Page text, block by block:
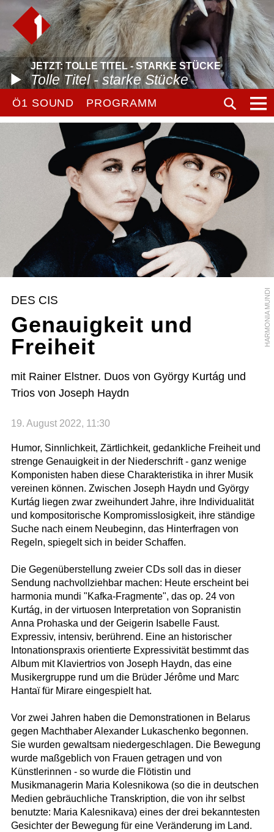
JETZT: TOLLE TITEL - STARKE STÜCKE
Tolle Titel - starke Stücke
Ö1 SOUND PROGRAMM
HARMONIA MUNDI
DES CIS
Genauigkeit und
Freiheit
mit Rainer Elstner. Duos von György Kurtág und
Trios von Joseph Haydn
19. August 2022, 11:30
Humor, Sinnlichkeit, Zärtlichkeit, gedankliche Freiheit und
strenge Genauigkeit in der Niederschrift - ganz wenige
Komponisten haben diese Charakteristika in ihrer Musik
vereinen können. Zwischen Joseph Haydn und György
Kurtág liegen zwar zweihundert Jahre, ihre Individualität
und kompositorische Kompromisslosigkeit, ihre ständige
Suche nach einem Neubeginn, das Hinterfragen von
Regeln, spiegelt sich in beider Schaffen.
Die Gegenüberstellung zweier CDs soll das in dieser
Sendung nachvollziehbar machen: Heute erscheint bei
harmonia mundi "Kafka-Fragmente", das op. 24 von
Kurtág, in der virtuosen Interpretation von Sopranistin
Anna Prohaska und der Geigerin Isabelle Faust.
Expressiv, intensiv, berührend. Eine an historischer
Intonationspraxis orientierte Expressivität bestimmt das
Album mit Klaviertrios von Joseph Haydn, das eine
Musikergruppe rund um die Brüder Jérôme und Marc
Hantaï für Mirare eingespielt hat.
Vor zwei Jahren haben die Demonstrationen in Belarus
gegen Machthaber Alexander Lukaschenko begonnen.
Sie wurden gewaltsam niedergeschlagen. Die Bewegung
wurde maßgeblich von Frauen getragen und von
Künstlerinnen - so wurde die Flötistin und
Musikmanagerin Maria Kolesnikowa (so die in deutschen
Medien gebräuchliche Transkription, die von ihr selbst
benutzte: Maria Kalesnikava) eines der drei bekanntesten
Gesichter der Bewegung für eine Veränderung im Land.